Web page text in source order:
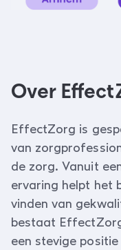
Over
EffectZorg is
van
de zorg. Vanuit
ervaring helpt het
vinden van
bestaat
een stevige